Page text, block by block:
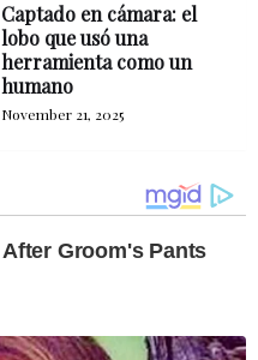
Captado en cámara: el
lobo que usó una
herramienta como un
humano
November 21, 2025